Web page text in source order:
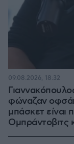
φώναζαν
μπάσκετ είναι
Ομπράντοβιτς
09.08.2026, 18:32